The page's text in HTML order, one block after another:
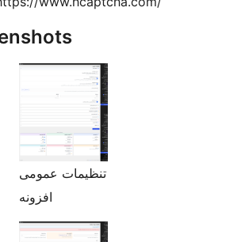
تنظیمات عمومی
افزونه